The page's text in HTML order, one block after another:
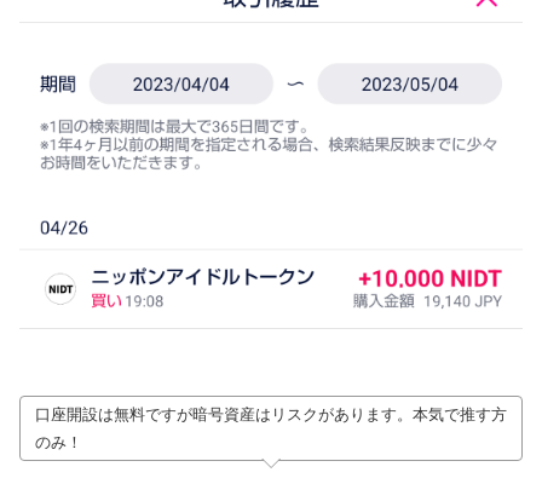
口座開設は無料ですが暗号資産はリスクがあります。本気で推す方
のみ！